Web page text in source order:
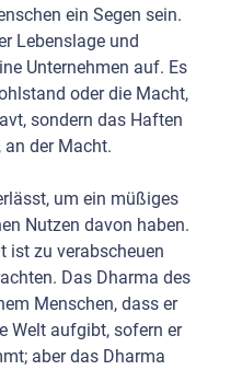
ein Segen sein.
Lebenslage und
Unternehmen auf. Es
oder die Macht,
sondern das Haften
an der Macht.
um ein müßiges
Nutzen davon haben.
ist zu verabscheuen
Das Dharma des
Menschen, dass er
Welt aufgibt, sofern er
aber das Dharma